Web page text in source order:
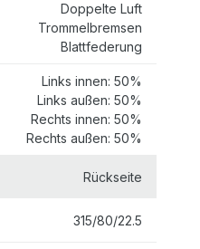
Doppelte Luft
Trommelbremsen
Blattfederung
Links innen: 50%
Links außen: 50%
Rechts innen: 50%
Rechts außen: 50%
Rückseite
315/80/22.5